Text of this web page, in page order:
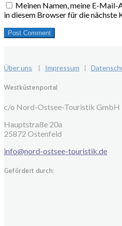
Meinen Namen, meine E-Mail-
in diesem Browser für die nächste
Über uns | Impressum |
Westküstenportal
c/o Nord-Ostsee-Touristik GmbH
Hauptstraße 20a
25872 Ostenfeld
info@nord-ostsee-touristik.de
Gefördert durch: